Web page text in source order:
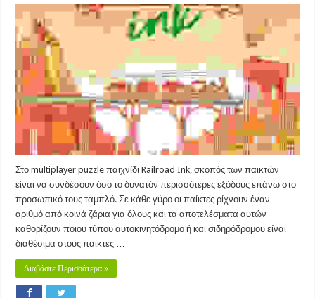
Ink
Blazing
Red
Στο multiplayer puzzle παιχνίδι Railroad Ink, σκοπός των παικτών
είναι να συνδέσουν όσο το δυνατόν περισσότερες εξόδους επάνω στο
προσωπικό τους ταμπλό. Σε κάθε γύρο οι παίκτες ρίχνουν έναν
αριθμό από κοινά ζάρια για όλους και τα αποτελέσματα αυτών
καθορίζουν ποιου τύπου αυτοκινητόδρομο ή και σιδηρόδρομου είναι
διαθέσιμα στους παίκτες …
Διαβάστε Περισσότερα »